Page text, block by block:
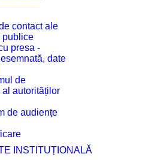
contact ale
publice
presa -
date
de
autorităților
de audiențe
INSTITUȚIONALĂ